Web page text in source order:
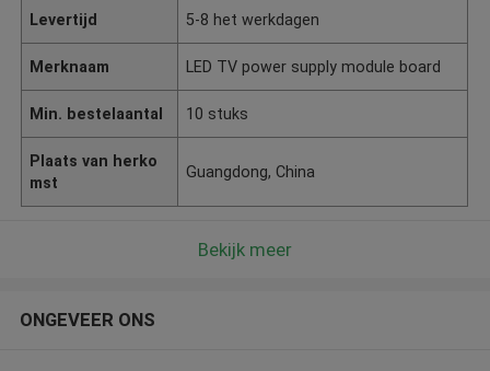
Levertijd 5-8 het werkdagen
Merknaam LED TV power supply module board
Min. bestelaantal 10 stuks
Plaats van herko
mst
Guangdong, China
Bekijk meer
ONGEVEER ONS